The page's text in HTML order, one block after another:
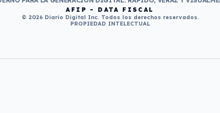
AFIP - DATA FISCAL
© 2026 Diario Digital Inc. Todos los derechos reservados.
PROPIEDAD INTELECTUAL